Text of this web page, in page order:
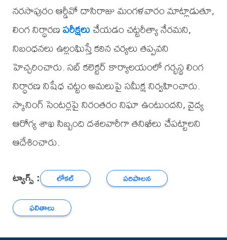
నరసాపురం ఆర్డీవో దాసిరాజు మంగళవారం మాట్లాడుతూ,
లింగ నిర్ధారణపరీక్షలుచేయడం చట్టరీత్యా నేరమని,
నిబంధనలు ఉల్లంఘిస్తే కఠిన చర్యలు తప్పవని
హెచ్చరించారు. సబ్ కలెక్టర్ కార్యాలయంలో గర్భస్థ లింగ
నిర్ధారణ నిషేధ చట్టం అమలుపై సమీక్ష నిర్వహించారు.
స్కానింగ్ సెంటర్లపై నిరంతరం నిఘా ఉంటుందని, వైద్య
ఆరోగ్య శాఖ సిబ్బంది దశలవారీగా తనిఖీలు చేపట్టాలని
ఆదేశించారు.
ట్యాగ్స్ : లోకల్
పరిపాలన
ఫలితాలు